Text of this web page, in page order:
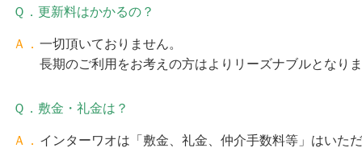
Ｑ．更新料はかかるの？
Ａ． 一切頂いておりません。
長期のご利用をお考えの方はよりリーズナブルとなり
Ｑ．敷金・礼金は？
Ａ． インターワオは「敷金、礼金、仲介手数料等」はいた